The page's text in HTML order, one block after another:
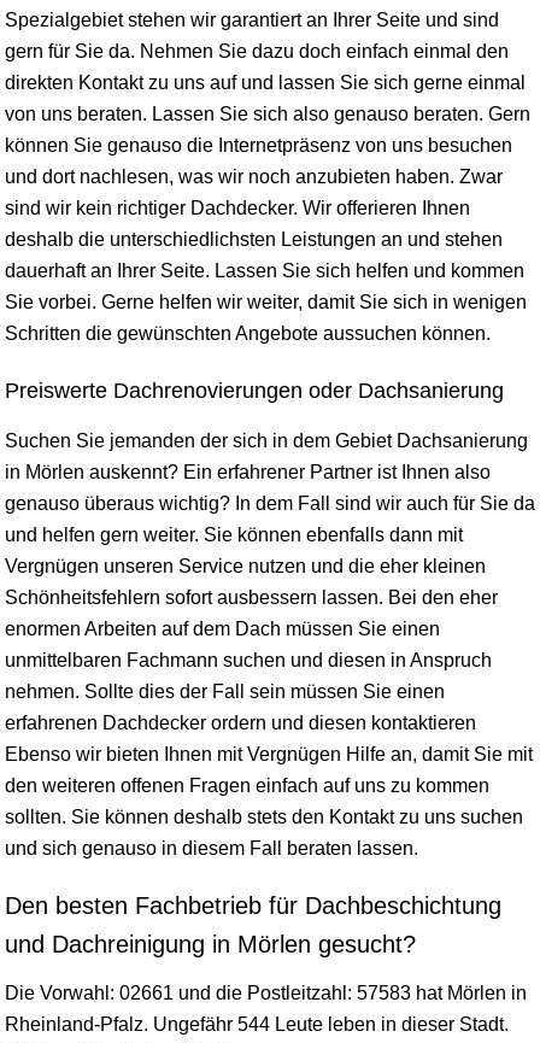
Spezialgebiet stehen wir garantiert an Ihrer Seite und sind
gern für Sie da. Nehmen Sie dazu doch einfach einmal den
direkten Kontakt zu uns auf und lassen Sie sich gerne einmal
von uns beraten. Lassen Sie sich also genauso beraten. Gern
können Sie genauso die Internetpräsenz von uns besuchen
und dort nachlesen, was wir noch anzubieten haben. Zwar
sind wir kein richtiger Dachdecker. Wir offerieren Ihnen
deshalb die unterschiedlichsten Leistungen an und stehen
dauerhaft an Ihrer Seite. Lassen Sie sich helfen und kommen
Sie vorbei. Gerne helfen wir weiter, damit Sie sich in wenigen
Schritten die gewünschten Angebote aussuchen können.
Preiswerte Dachrenovierungen oder Dachsanierung
Suchen Sie jemanden der sich in dem Gebiet Dachsanierung
in Mörlen auskennt? Ein erfahrener Partner ist Ihnen also
genauso überaus wichtig? In dem Fall sind wir auch für Sie da
und helfen gern weiter. Sie können ebenfalls dann mit
Vergnügen unseren Service nutzen und die eher kleinen
Schönheitsfehlern sofort ausbessern lassen. Bei den eher
enormen Arbeiten auf dem Dach müssen Sie einen
unmittelbaren Fachmann suchen und diesen in Anspruch
nehmen. Sollte dies der Fall sein müssen Sie einen
erfahrenen Dachdecker ordern und diesen kontaktieren
Ebenso wir bieten Ihnen mit Vergnügen Hilfe an, damit Sie mit
den weiteren offenen Fragen einfach auf uns zu kommen
sollten. Sie können deshalb stets den Kontakt zu uns suchen
und sich genauso in diesem Fall beraten lassen.
Den besten Fachbetrieb für Dachbeschichtung
und Dachreinigung in Mörlen gesucht?
Die Vorwahl: 02661 und die Postleitzahl: 57583 hat Mörlen in
Rheinland-Pfalz. Ungefähr 544 Leute leben in dieser Stadt.